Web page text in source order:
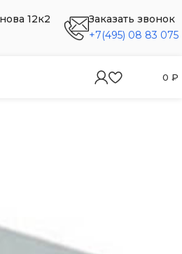
12к2
Заказать звонок
+7(495) 08 83 075
0 ₽